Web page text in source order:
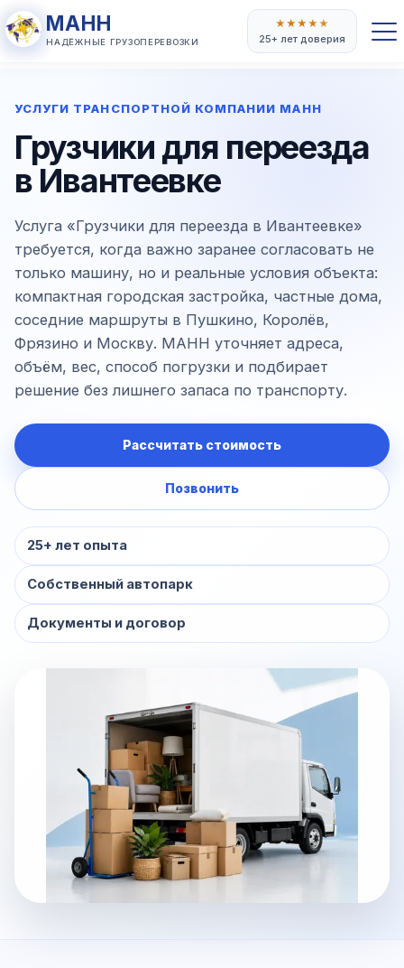
МАНН
НАДЁЖНЫЕ ГРУЗОПЕРЕВОЗКИ
★★★★★
25+ лет доверия
УСЛУГИ ТРАНСПОРТНОЙ КОМПАНИИ МАНН
Грузчики для переезда
в Ивантеевке
Услуга «Грузчики для переезда в Ивантеевке»
требуется, когда важно заранее согласовать не
только машину, но и реальные условия объекта:
компактная городская застройка, частные дома,
соседние маршруты в Пушкино, Королёв,
Фрязино и Москву. МАНН уточняет адреса,
объём, вес, способ погрузки и подбирает
решение без лишнего запаса по транспорту.
Рассчитать стоимость
Позвонить
25+ лет опыта
Собственный автопарк
Документы и договор